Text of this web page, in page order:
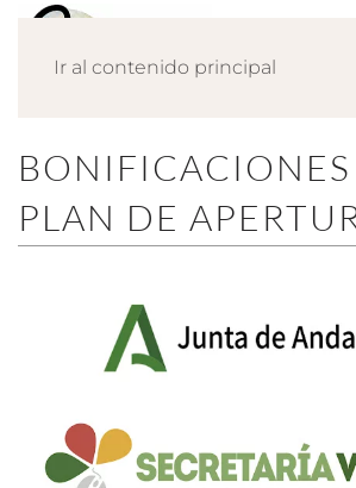
Ir al contenido principal
BONIFICACIONES
PLAN DE